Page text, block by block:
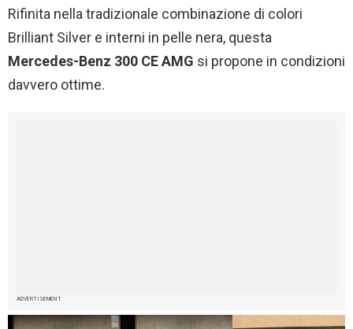
Rifinita nella tradizionale combinazione di colori
Brilliant Silver e interni in pelle nera, questa
Mercedes-Benz 300 CE AMG si propone in condizioni
davvero ottime.
ADVERTISEMENT